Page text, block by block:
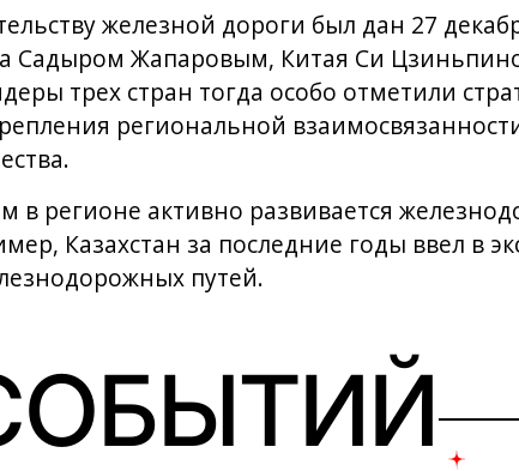
железной дороги был дан 27
Садыром Жапаровым, Китая Си
трех стран тогда особо отметили
региональной
в регионе активно развивается
Казахстан за последние годы ввел в
путей.